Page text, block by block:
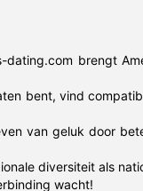
brengt
bent, vind
van geluk door
diversiteit als
wacht!
Assistance